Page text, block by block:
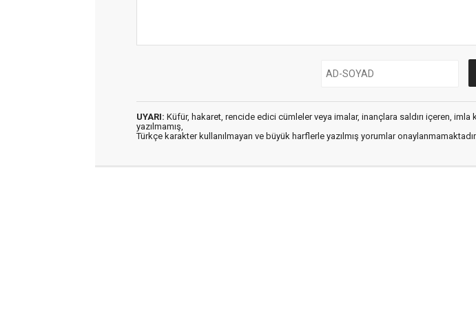
UYARI: Küfür, hakaret, rencide edici cümleler veya imalar, inançlara saldırı içeren, imla
yazılmamış,
Türkçe karakter kullanılmayan ve büyük harflerle yazılmış yorumlar